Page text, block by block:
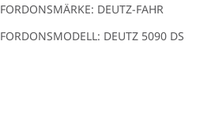
FORDONSMÄRKE: DEUTZ-FAHR
FORDONSMODELL: DEUTZ 5090 DS